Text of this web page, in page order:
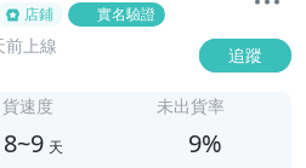
店鋪 實名驗證
前上線 追蹤
速度
8~9 天
未出貨率
9%